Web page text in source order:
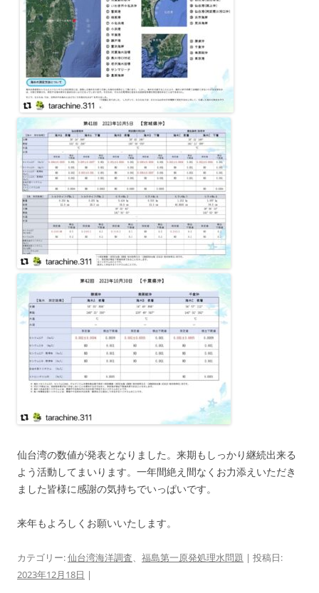
仙台湾の数値が発表となりました。来期もしっかり継続出来る
よう活動してまいります。一年間絶え間なくお力添えいただき
ました皆様に感謝の気持ちでいっぱいです。
来年もよろしくお願いいたします。
カテゴリー:仙台湾海洋調査、 福島第一原発処理水問題 | 投稿日:
2023年12月18日 |